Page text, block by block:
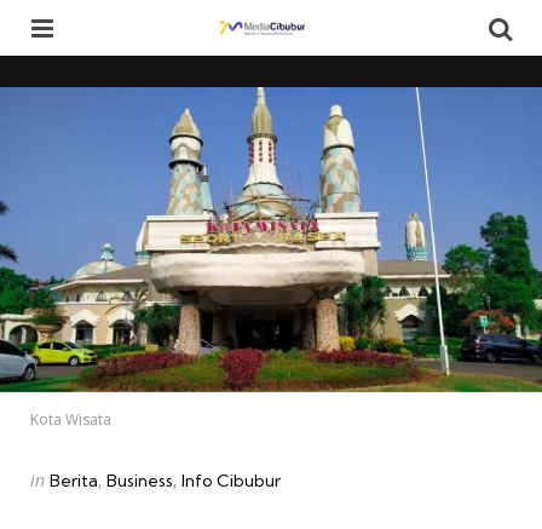
Kota Wisata
Categories
Posted
in Berita Business Info Cibubur